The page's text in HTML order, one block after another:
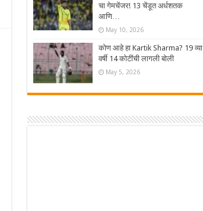
चा गेमचेंजर! 13 चेंडूत अर्धशतक
आणि…
May 10, 2026
कोण आहे हा Kartik Sharma? 19 व्या
वर्षी 14 कोटींची लागली बोली
May 5, 2026